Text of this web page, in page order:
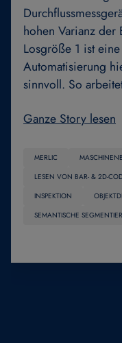
hohen Varianz der
Losgröße 1 ist
Automatisierung
sinnvoll. So
Ganze Story lesen
MERLIC
LESEN VON BAR- & 2D-
INSPEKTION
SEMANTISCHE